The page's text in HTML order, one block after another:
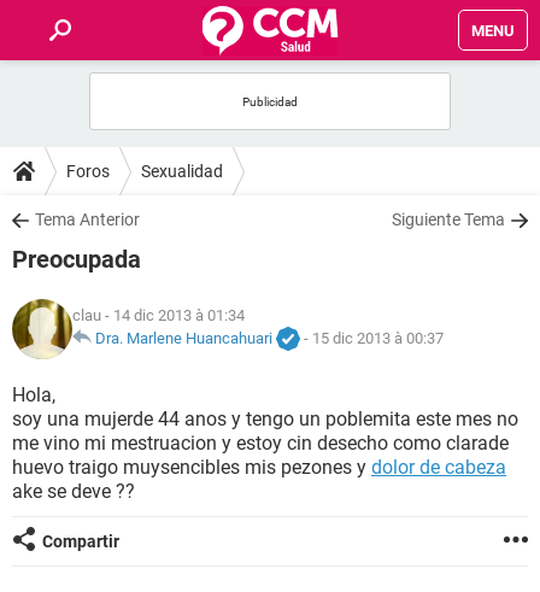
MENU
FORUMS
SALUD
NUTRICIÓN
BIENESTAR
SEXUALIDAD
GLOSARIO
Foros Sexualidad
Tema Anterior Siguiente Tema
Preocupada
clau - 14 dic 2013 à 01:34
Dra. Marlene Huancahuari
- 15 dic 2013 à 00:37
Hola,
soy una mujerde 44 anos y tengo un poblemita este mes no
me vino mi mestruacion y estoy cin desecho como clarade
huevo traigo muysencibles mis pezones y dolor de cabeza
ake se deve ??
Compartir